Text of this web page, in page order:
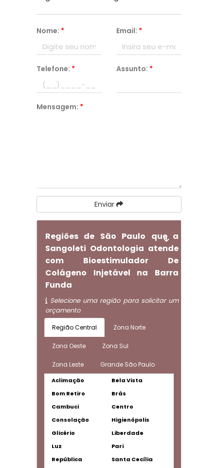
Nome: * Email: *
Telefone: * Assunto: *
Mensagem: *
Enviar
Regiões de São Paulo que a
Sangoleti Odontologia atende
com Bioestimulador De
Colágeno Injetável na Barra
Funda
Selecione uma região para solicitar um
orçamento
Região Central Zona Norte
Zona Oeste Zona Sul
Zona Leste Grande São Paulo
Aclimação
Bela Vista
Bom Retiro
Brás
Cambuci
Centro
Consolação
Higienópolis
Glicério
Liberdade
Luz
Pari
República
Santa Cecília